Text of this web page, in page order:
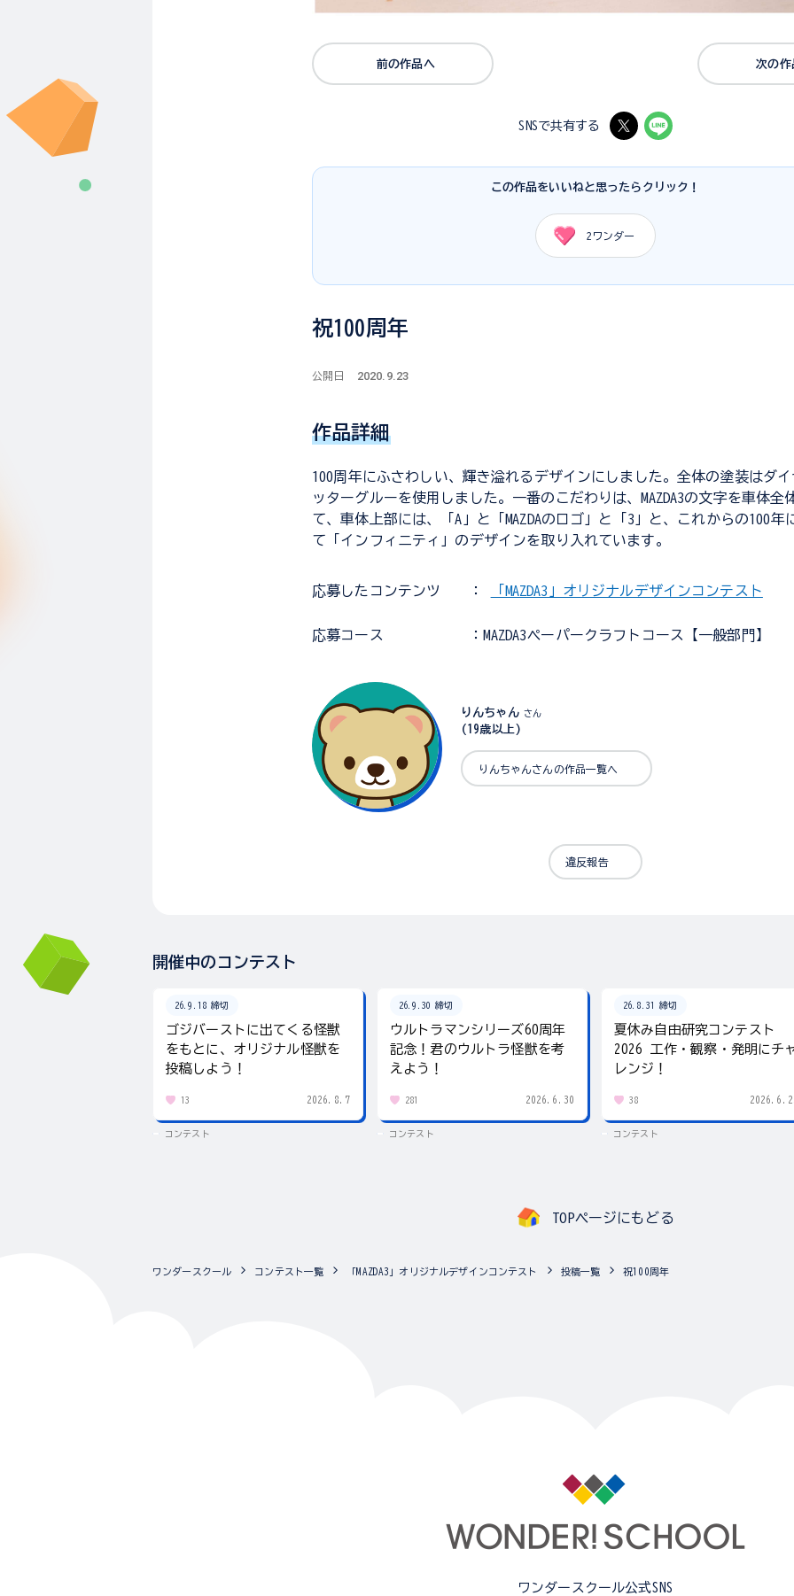
前の作品へ 次の作
SNSで共有する
この作品をいいねと思ったらクリック！
2 ワンダー
祝100周年
公開日 2020.9.23
作品詳細
100周年にふさわしい、輝き溢れるデザインにしました。全体の塗装はダ
ッターグルーを使用しました。一番のこだわりは、MAZDA3の文字を車体全
て、車体上部には、「A」と「MAZDAのロゴ」と「3」と、これからの100年
て「インフィニティ」のデザインを取り入れています。
応募した コンテンツ ： 「MAZDA3」オリジナルデザインコンテスト
応募コース ：MAZDA3ペーパークラフトコース【一般部門】
りんちゃん さん
(19歳以上)
りんちゃんさんの作品一覧へ
違反報告
開催中のコンテスト
26.9.18 締切
ゴジバーストに出てくる怪獣
をもとに、オリジナル怪獣を
投稿しよう！
13 2026.8.7
コンテスト
26.9.30 締切
ウルトラマンシリーズ60周年
記念！君のウルトラ怪獣を考
えよう！
281 2026.6.30
コンテスト
26.8.31 締切
夏休み自由研究コンテスト
2026 工作・観察・発明にチ
レンジ！
38
コンテスト
TOPページにもどる
ワンダースクール コンテスト一覧 「MAZDA3」オリジナルデザインコンテスト 投稿一覧 祝100周年
ワンダースクール公式SNS